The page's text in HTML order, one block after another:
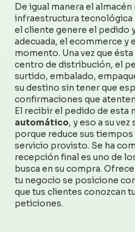
De igual manera el
infraestructura tecnológica
el cliente genere el pedido
adecuada, el ecommerce y
momento. Una vez que
centro de distribución, el
surtido, embalado,
su destino sin tener que
confirmaciones que
El recibir el pedido de esta
automático, y eso a su
porque reduce sus
servicio provisto. Se ha
recepción final es uno de
busca en su compra.
tu negocio se posicione
que tus clientes conozcan
peticiones.